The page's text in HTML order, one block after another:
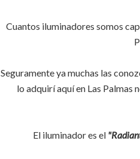
Cuantos iluminadores somos
Seguramente ya muchas las
lo adquirí aquí en Las Palmas
El iluminador es el